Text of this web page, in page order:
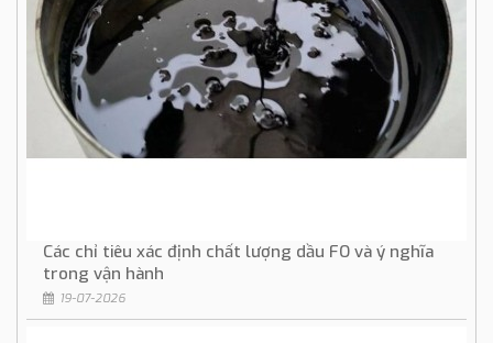
Các chỉ tiêu xác định chất lượng dầu FO và ý nghĩa
trong vận hành
19-07-2026